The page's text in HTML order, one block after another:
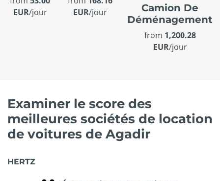
EUR/jour
EUR/jour
Camion De
Déménagement
from 1,200.28
EUR/jour
Examiner le score des
meilleures sociétés de location
de voitures de Agadir
HERTZ